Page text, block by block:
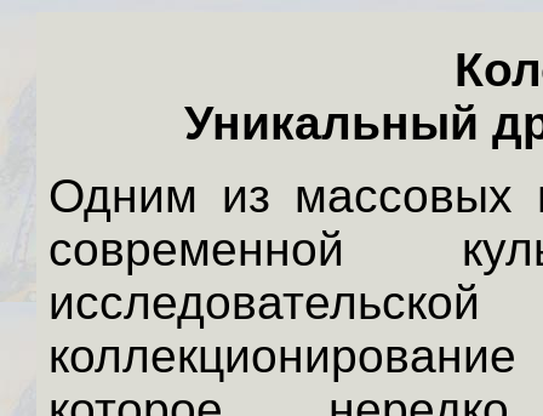
Уникальный
Одним из массовых
современной